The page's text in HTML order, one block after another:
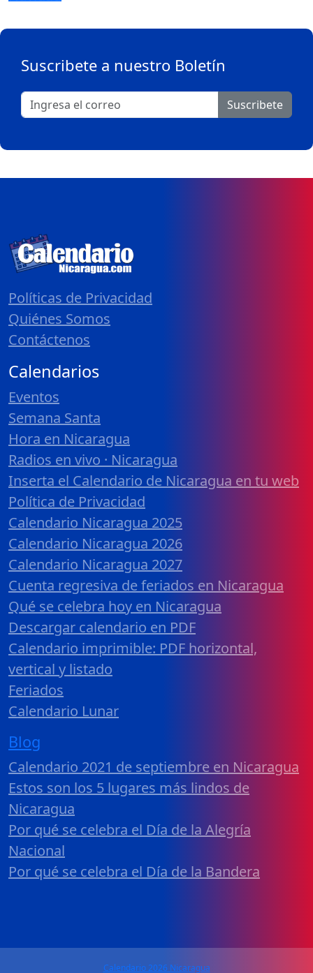
Suscribete a nuestro Boletín
Suscribete
Políticas de Privacidad
Quiénes Somos
Contáctenos
Calendarios
Eventos
Semana Santa
Hora en Nicaragua
Radios en vivo · Nicaragua
Inserta el Calendario de Nicaragua en tu web
Política de Privacidad
Calendario Nicaragua 2025
Calendario Nicaragua 2026
Calendario Nicaragua 2027
Cuenta regresiva de feriados en Nicaragua
Qué se celebra hoy en Nicaragua
Descargar calendario en PDF
Calendario imprimible: PDF horizontal,
vertical y listado
Feriados
Calendario Lunar
Blog
Calendario 2021 de septiembre en Nicaragua
Estos son los 5 lugares más lindos de
Nicaragua
Por qué se celebra el Día de la Alegría
Nacional
Por qué se celebra el Día de la Bandera
Calendario 2026 Nicaragua